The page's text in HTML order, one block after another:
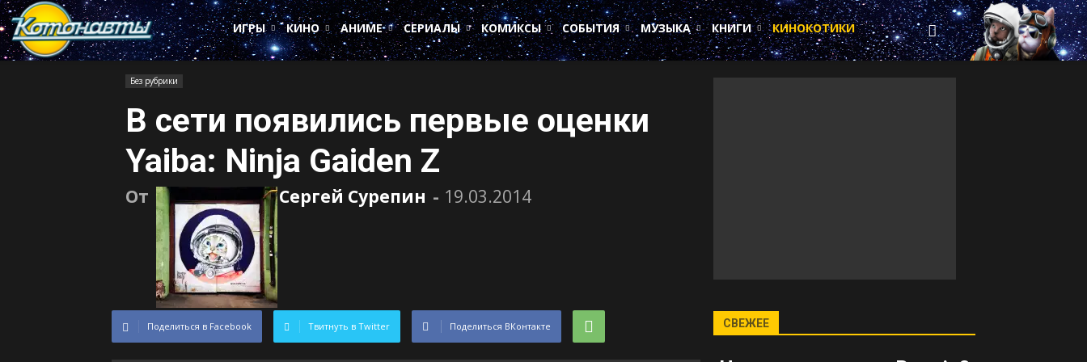
Котонавты
ИГРЫ
КИНО АНИМЕ СЕРИАЛЫ КОМИКСЫ СОБЫТИЯ МУЗЫКА КНИГИ КИНОКОТИКИ
Без рубрики
В сети появились первые оценки
Yaiba: Ninja Gaiden Z
От Сергей Сурепин - 19.03.2014
Поделиться в Facebook Твитнуть в Twitter Поделиться ВКонтакте СВЕЖЕЕ